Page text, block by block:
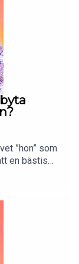
”hon” som
en bästis
smärttröskel
Varför
man inte
livsråd
ens lyssna?
och
tjejer och